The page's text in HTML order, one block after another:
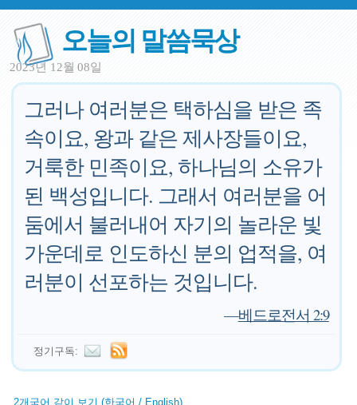
오늘의 말씀묵상
2023년 12월 08일
그러나 여러분은 택하심을 받은 족
속이요, 왕과 같은 제사장들이요,
거룩한 민족이요, 하나님의 소유가
된 백성입니다. 그래서 여러분을 어
둠에서 불러내어 자기의 놀라운 빛
가운데로 인도하신 분의 업적을, 여
러분이 선포하는 것입니다.
—베드로전서 2:9
정기구독:
2개국어 같이 보기 (한국어 / English)